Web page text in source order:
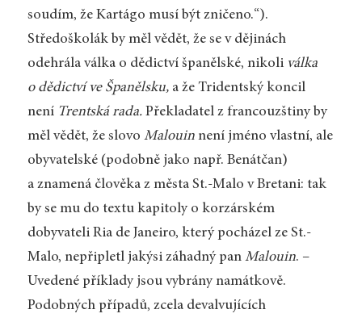
soudím, že Kartágo musí být zničeno.“).
Středoškolák by měl vědět, že se v dějinách
odehrála válka o dědictví španělské, nikoli válka
o dědictví ve Španělsku, a že Tridentský koncil
neníTrentská rada. Překladatel z francouzštiny by
měl vědět, že slovo Malouinnení jméno vlastní, ale
obyvatelské (podobně jako např. Benátčan)
a znamená člověka z města St.-Malo v Bretani: tak
by se mu do textu kapitoly o korzárském
dobyvateli Ria de Janeiro, který pocházel ze St.-
Malo, nepřipletl jakýsi záhadný pan Malouin. –
Uvedené příklady jsou vybrány namátkově.
Podobných případů, zcela devalvujících